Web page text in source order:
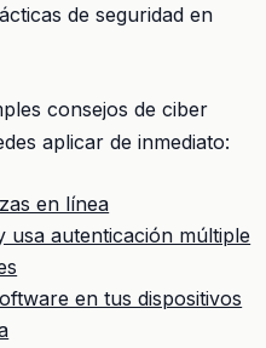
de seguridad en
consejos de ciber
aplicar de inmediato:
en línea
usa autenticación múltiple
en tus dispositivos